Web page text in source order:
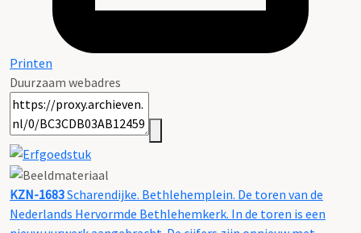
Printen
Duurzaam webadres
KZN-1683Scharendijke. Bethlehemplein. De toren van de
Nederlands Hervormde Bethlehemkerk. In de toren is een